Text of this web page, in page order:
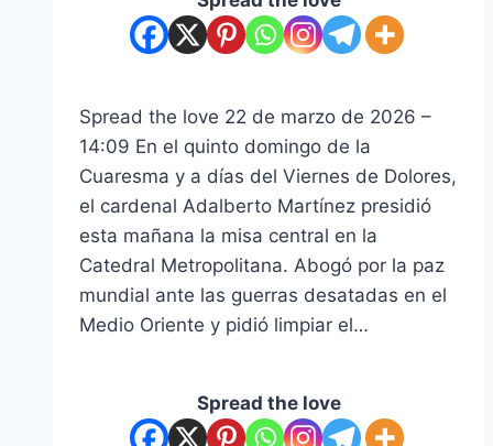
Spread the love 22 de marzo de 2026 –
14:09 En el quinto domingo de la
Cuaresma y a días del Viernes de Dolores,
el cardenal Adalberto Martínez presidió
esta mañana la misa central en la
Catedral Metropolitana. Abogó por la paz
mundial ante las guerras desatadas en el
Medio Oriente y pidió limpiar el…
Spread the love